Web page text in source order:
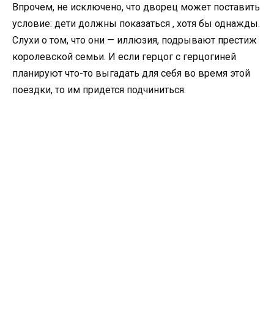
Впрочем, не исключено, что дворец может поставить
условие: дети должны показаться , хотя бы однажды.
Слухи о том, что они — иллюзия, подрывают престиж
королевской семьи. И если герцог с герцогиней
планируют что-то выгадать для себя во время этой
поездки, то им придется подчиниться.